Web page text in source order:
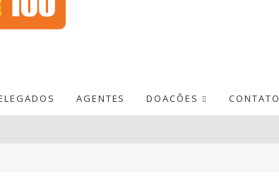
AGENTES DOACÕES CONTATO